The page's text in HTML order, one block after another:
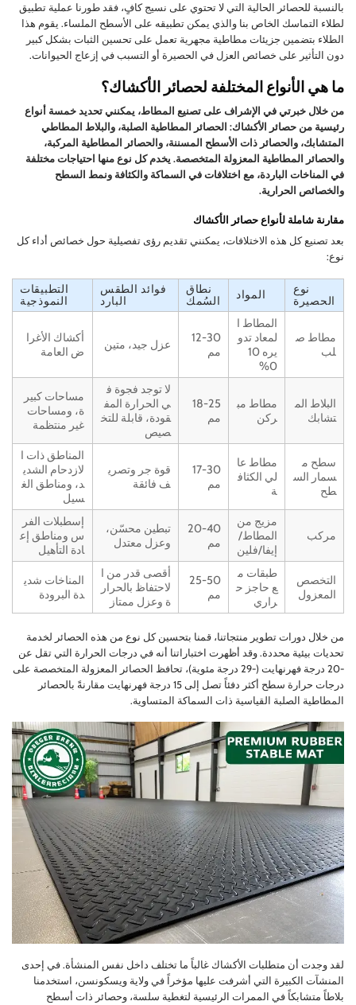
بالنسبة للحصائر الحالية التي لا تحتوي على نسيج كافٍ، فقد طورنا عملية تطبيق
لطلاء التماسك الخاص بنا والذي يمكن تطبيقه على الأسطح الملساء. يقوم هذا
الطلاء بتضمين جزيئات مطاطية مجهرية تعمل على تحسين الثبات بشكل كبير
دون التأثير على خصائص العزل في الحصيرة أو التسبب في إزعاج الحيوانات.
ما هي الأنواع المختلفة لحصائر الأكشاك؟
من خلال خبرتي في الإشراف على تصنيع المطاط، يمكنني تحديد خمسة أنواع
رئيسية من حصائر الأكشاك: الحصائر المطاطية الصلبة، والبلاط المطاطي
المتشابك، والحصائر ذات الأسطح المسننة، والحصائر المطاطية المركبة،
والحصائر المطاطية المعزولة المتخصصة. يخدم كل نوع منها احتياجات مختلفة
في المناخات الباردة، مع اختلافات في السماكة والكثافة ونمط السطح
والخصائص الحرارية.
مقارنة شاملة لأنواع حصائر الأكشاك
بعد تصنيع كل هذه الاختلافات، يمكنني تقديم رؤى تفصيلية حول خصائص أداء كل
نوع:
نوع
الحصيرة
المواد
نطاق
السُمك
فوائد الطقس
البارد
التطبيقات
النموذجية
مطاط ص
لب
المطاط ا
لمعاد تدو
يره 10
0%
12-30
مم
عزل جيد، متين
أكشاك الأغرا
ض العامة
البلاط الم
تشابك
مطاط مب
ركن
18-25
مم
لا توجد فجوة ف
ي الحرارة المف
قودة، قابلة للتخ
صيص
مساحات كبير
ة، ومساحات
غير منتظمة
سطح م
سمار الس
طح
مطاط عا
لي الكثاف
ة
17-30
مم
قوة جر وتصري
ف فائقة
المناطق ذات ا
لازدحام الشدي
د، ومناطق الغ
سيل
مركب
مزيج من
المطاط/
إيفا/فلين
20-40
مم
تبطين محسّن،
وعزل معتدل
إسطبلات الفر
س ومناطق إع
ادة التأهيل
التخصص
المعزول
طبقات م
ع حاجز ح
راري
25-50
مم
أقصى قدر من ا
لاحتفاظ بالحرار
ة وعزل ممتاز
المناخات شدي
دة البرودة
من خلال دورات تطوير منتجاتنا، قمنا بتحسين كل نوع من هذه الحصائر لخدمة
تحديات بيئية محددة. وقد أظهرت اختباراتنا أنه في درجات الحرارة التي تقل عن
-20 درجة فهرنهايت (-29 درجة مئوية)، تحافظ الحصائر المعزولة المتخصصة على
درجات حرارة سطح أكثر دفئاً تصل إلى 15 درجة فهرنهايت مقارنةً بالحصائر
المطاطية الصلبة القياسية ذات السماكة المتساوية.
لقد وجدت أن متطلبات الأكشاك غالباً ما تختلف داخل نفس المنشأة. في إحدى
المنشآت الكبيرة التي أشرفت عليها مؤخراً في ولاية ويسكونسن، استخدمنا
بلاطاً متشابكاً في الممرات الرئيسية لتغطية سلسة، وحصائر ذات أسطح